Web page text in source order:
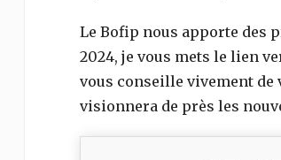
Le Bofip nous apporte des
2024, je vous mets le lien
vous conseille vivement de
visionnera de près les